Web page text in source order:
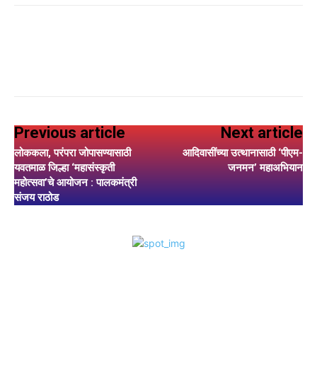
Previous article
लोककला, परंपरा जोपासण्यासाठी
यवतमाळ जिल्हा ‘महासंस्कृती
महोत्सवा’चे आयोजन : पालकमंत्री
संजय राठोड
Next article
आदिवासींच्या उत्थानासाठी ‘पीएम-
जनमन’ महाअभियान